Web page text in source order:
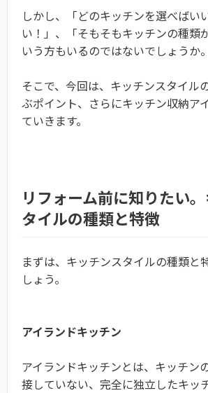
しかし、「どのキッチンを選べばい
い！」、「そもそもキッチンの種類
いう方もいるのではないでしょうか。
そこで、今回は、キッチンスタイル
ぶポイント、さらにキッチン収納ア
ていきます。
リフォーム前に知りたい
タイルの種類と特徴
まずは、キッチンスタイルの種類と
しょう。
アイランドキッチン
アイランドキッチンとは、キッチン
接していない、完全に独立したキッ